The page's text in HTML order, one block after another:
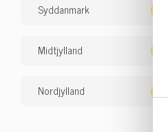
Syddanmark
Midtjylland
Nordjylland